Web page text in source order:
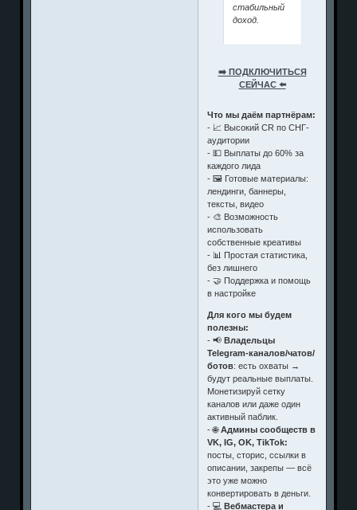
стабильный
доход.
➡️ ПОДКЛЮЧИТЬСЯ
СЕЙЧАС ⬅️
Что мы даём партнёрам:
- 📈 Высокий CR по СНГ-
аудитории
- 💵 Выплаты до 60% за
каждого лида
- 🖼️ Готовые материалы:
лендинги, баннеры,
тексты, видео
- 🎨 Возможность
использовать
собственные креативы
- 📊 Простая статистика,
без лишнего
- 🤝 Поддержка и помощь
в настройке
Для кого мы будем
полезны:
- 📢 Владельцы
Telegram-каналов/чатов/
ботов: есть охваты →
будут реальные выплаты.
Монетизируй сетку
каналов или даже один
активный паблик.
- 🌐Админы сообществ в
VK, IG, OK, TikTok:
посты, сторис, ссылки в
описании, закрепы — всё
это уже можно
конвертировать в деньги.
- 💻 Вебмастера и